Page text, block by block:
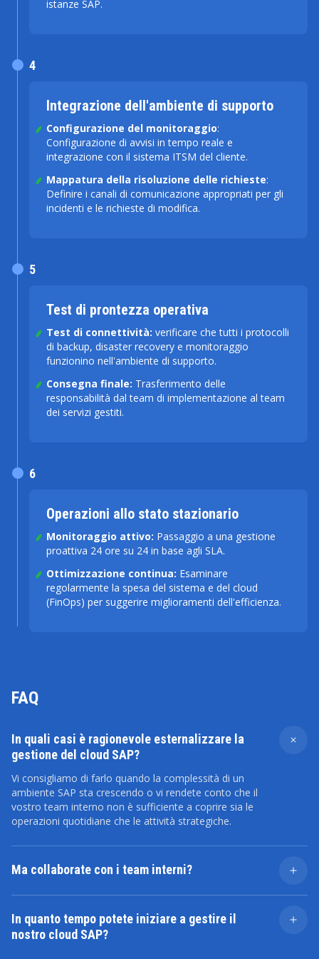
istanze SAP.
Integrazione dell'ambiente di supporto
Configurazione del monitoraggio:
Configurazione di avvisi in tempo reale e
integrazione con il sistema ITSM del cliente.
Mappatura della risoluzione delle richieste:
Definire i canali di comunicazione appropriati per gli
incidenti e le richieste di modifica.
4
Test di prontezza operativa
Test di connettività: verificare che tutti i protocolli
di backup, disaster recovery e monitoraggio
funzionino nell'ambiente di supporto.
Consegna finale: Trasferimento delle
responsabilità dal team di implementazione al team
dei servizi gestiti.
5
Operazioni allo stato stazionario
Monitoraggio attivo: Passaggio a una gestione
proattiva 24 ore su 24 in base agli SLA.
Ottimizzazione continua: Esaminare
regolarmente la spesa del sistema e del cloud
(FinOps) per suggerire miglioramenti dell'efficienza.
6
FAQ
In quali casi è ragionevole esternalizzare la
gestione del cloud SAP?
Vi consigliamo di farlo quando la complessità di un
ambiente SAP sta crescendo o vi rendete conto che il
vostro team interno non è sufficiente a coprire sia le
operazioni quotidiane che le attività strategiche.
Ma collaborate con i team interni?
Sì, potete pensare a noi come a un'estensione dei
comunicazione collaudati, ruoli definiti e strutture che
garantiscono una collaborazione senza intoppi.
In quanto tempo potete iniziare a gestire il
nostro cloud SAP?